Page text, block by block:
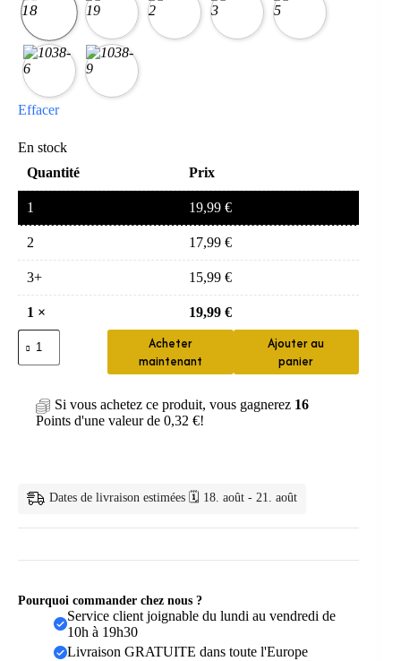
Effacer
En stock
Quantité
Prix
1 19,99 €
2 17,99 €
3+ 15,99 €
1 × 19,99 €
quantité
de
Chouchou
mousseline
Acheter
maintenant
Ajouter au
panier
Si vous achetez ce produit, vous gagnerez 16
Points d'une valeur de 0,32 €!
Dates de livraison estimées 🗓️ 18. août - 21. août
Pourquoi commander chez nous ?
Service client joignable du lundi au vendredi de
10h à 19h30
Livraison GRATUITE dans toute l'Europe